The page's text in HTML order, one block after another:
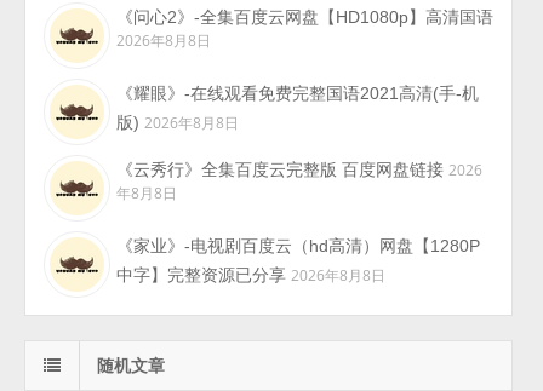
《问心2》-全集百度云网盘【HD1080p】高清国语
2026年8月8日
《耀眼》-在线观看免费完整国语2021高清(手-机
版) 2026年8月8日
《云秀行》全集百度云完整版 百度网盘链接 2026
年8月8日
《家业》-电视剧百度云（hd高清）网盘【1280P
中字】完整资源已分享 2026年8月8日
随机文章